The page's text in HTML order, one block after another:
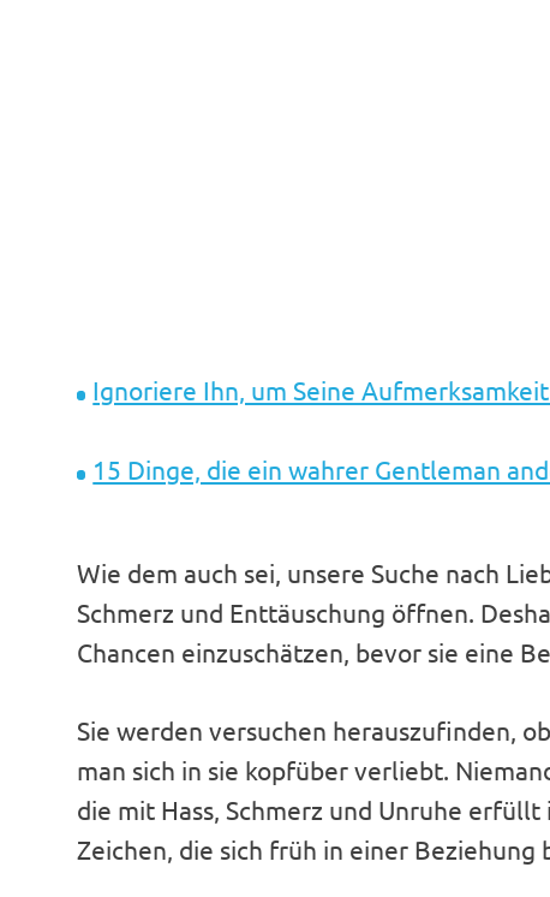
Ignoriere Ihn, um Seine
15 Dinge, die ein wahrer Gentleman
Wie dem auch sei, unsere Suche nach
Schmerz und Enttäuschung öffnen.
Chancen einzuschätzen, bevor sie eine
Sie werden versuchen herauszufinden,
man sich in sie kopfüber verliebt.
die mit Hass, Schmerz und Unruhe
Zeichen, die sich früh in einer Beziehung